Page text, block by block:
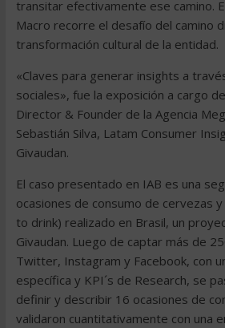
transitar efectivamente ese camino.
Macro recorre el desafío del camino
transformación cultural de la entidad.
«Claves para generar insights a
sociales», fue la exposición a cargo
Director & Founder de la Agencia
Sebastián Silva, Latam Consumer
Givaudan.
El caso presentado en IAB es una
ocasiones de consumo de cervezas
to drink) realizado en Brasil, un
Givaudan. Luego de captar más de
Twitter, Instagram y Facebook, con
específica y KPI´s de Research, se
definir y describir 16 ocasiones de
validaron cuantitativamente con una